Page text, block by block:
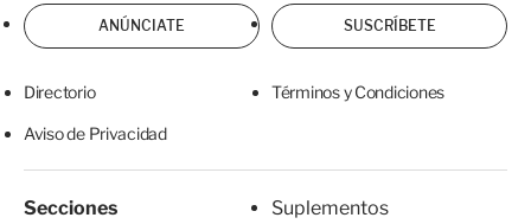
ANÚNCIATE SUSCRÍBETE
Directorio Términos y Condiciones
Aviso de Privacidad
Secciones
Suplementos